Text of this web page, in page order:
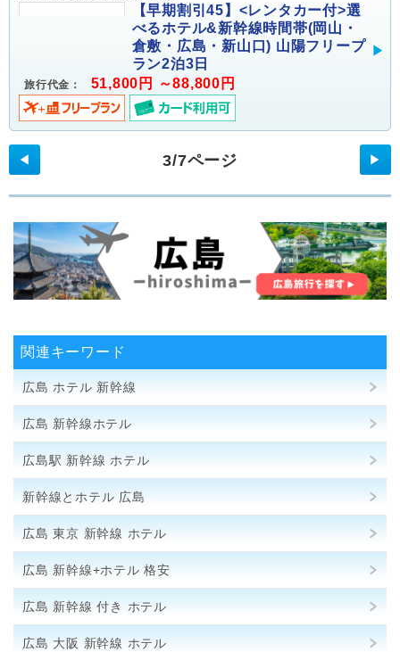
【早期割引45】<レンタカー付>選
べるホテル&新幹線時間帯(岡山・
倉敷・広島・新山口) 山陽フリープ
ラン2泊3日
旅行代金： 51,800円 ～88,800円
3/7ページ
◀ ▶
関連キーワード
広島 ホテル 新幹線
広島 新幹線ホテル
広島駅 新幹線 ホテル
新幹線とホテル 広島
広島 東京 新幹線 ホテル
広島 新幹線+ホテル 格安
広島 新幹線 付き ホテル
広島 大阪 新幹線 ホテル